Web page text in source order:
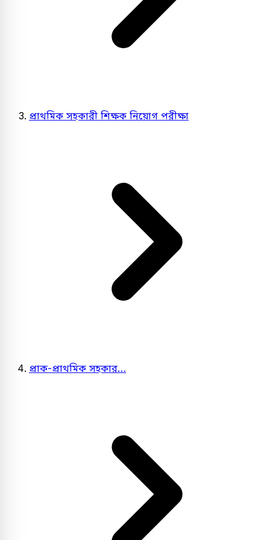
প্রাথমিক সহকারী শিক্ষক নিয়োগ পরীক্ষা
প্রাক-প্রাথমিক সহকার…